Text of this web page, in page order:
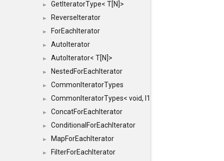
► GetIteratorType< T[N]>
► ReverseIterator
► ForEachIterator
► AutoIterator
► AutoIterator< T[N]>
► NestedForEachIterator
► CommonIteratorTypes
► CommonIteratorTypes< void, I1, I2 >
► ConcatForEachIterator
► ConditionalForEachIterator
► MapForEachIterator
► FilterForEachIterator